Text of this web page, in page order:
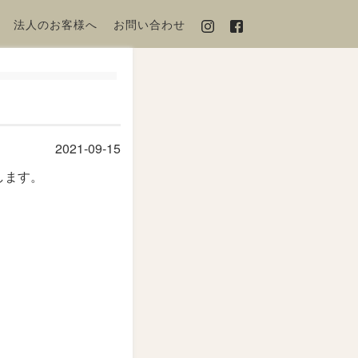
法人のお客様へ お問い合わせ
2021-09-15
す。